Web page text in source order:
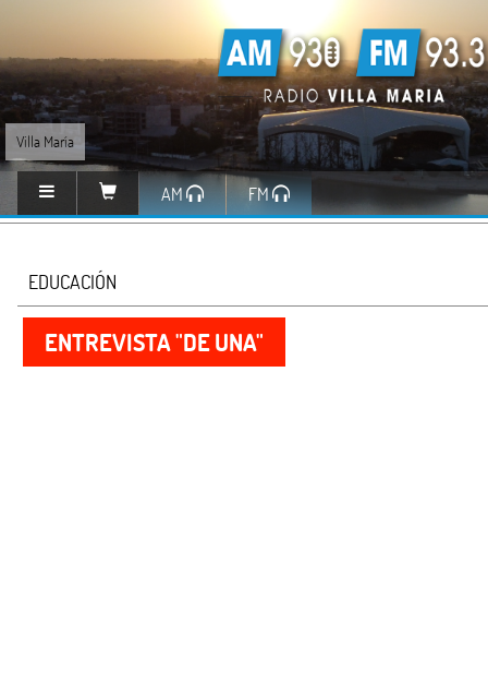
Villa María
AM FM
EDUCACIÓN
ENTREVISTA "DE UNA"